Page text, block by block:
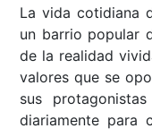
La vida cotidiana
un barrio popular
de la realidad
valores que se
sus
diariamente para